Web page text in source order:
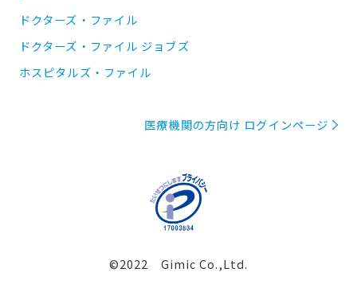
ドクターズ・ファイル
ドクターズ・ファイル ジョブズ
ホスピタルズ・ファイル
医療機関の方向け ログインページ
©2022 Gimic Co.,Ltd.